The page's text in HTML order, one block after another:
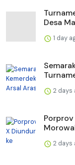
Desa
1 day
2 days
Porprov
2 days